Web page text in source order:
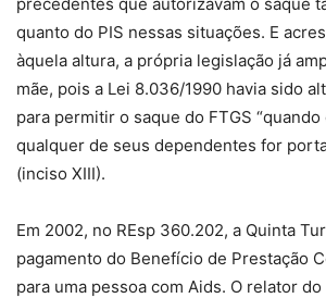
quanto do PIS nessas situações. E
àquela altura, a própria legislação já
mãe, pois a Lei 8.036/1990 havia sido
para permitir o saque do FTGS
qualquer de seus dependentes for
(inciso XIII).
Em 2002, no REsp 360.202, a Quinta
pagamento do Benefício de Prestação
para uma pessoa com Aids. O relator